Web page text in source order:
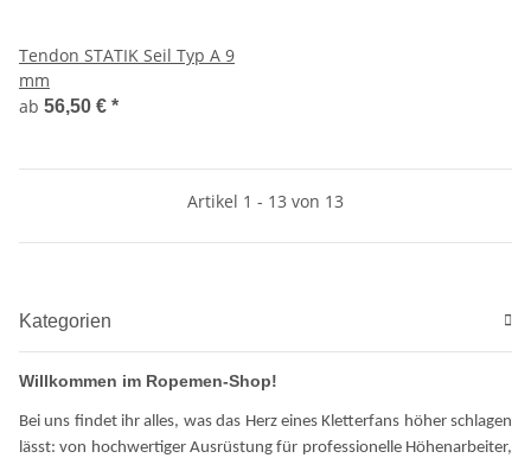
Tendon STATIK Seil Typ A 9
mm
ab 56,50 € *
Artikel 1 - 13 von 13
Kategorien
Willkommen im Ropemen-Shop!
Bei uns findet ihr alles, was das Herz eines Kletterfans höher schlagen
lässt: von hochwertiger Ausrüstung für professionelle Höhenarbeiter,